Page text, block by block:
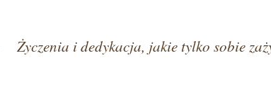
i dedykacja, jakie tylko sobie